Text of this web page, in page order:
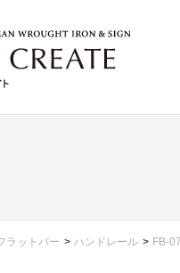
ラットバー ハンドレール FB-07